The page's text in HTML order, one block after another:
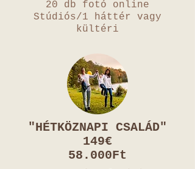
20 db fotó online
Stúdiós/1 háttér vagy
kültéri
"HÉTKÖZNAPI CSALÁD"
149€
58.000Ft